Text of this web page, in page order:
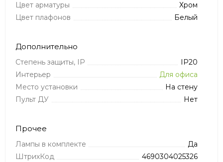
Цвет арматуры
Хром
Цвет плафонов
Белый
Дополнительно
Степень защиты, IP
IP20
Интерьер
Для офиса
Место установки
На стену
Пульт ДУ
Нет
Прочее
Лампы в комплекте
Да
ШтрихКод
4690304025326